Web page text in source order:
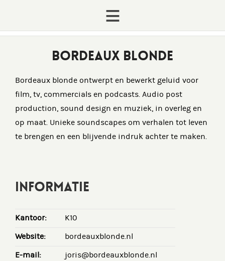
BORDEAUX BLONDE
Bordeaux blonde ontwerpt en bewerkt geluid voor
film, tv, commercials en podcasts. Audio post
production, sound design en muziek, in overleg en
op maat. Unieke soundscapes om verhalen tot leven
te brengen en een blijvende indruk achter te maken.
INFORMATIE
Kantoor:
K10
Website:
bordeauxblonde.nl
E-mail:
joris@bordeauxblonde.nl